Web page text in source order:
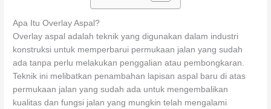
Apa Itu Overlay Aspal?
Overlay aspal adalah teknik yang digunakan dalam industri
konstruksi untuk memperbarui permukaan jalan yang sudah
ada tanpa perlu melakukan penggalian atau pembongkaran.
Teknik ini melibatkan penambahan lapisan aspal baru di atas
permukaan jalan yang sudah ada untuk mengembalikan
kualitas dan fungsi jalan yang mungkin telah mengalami